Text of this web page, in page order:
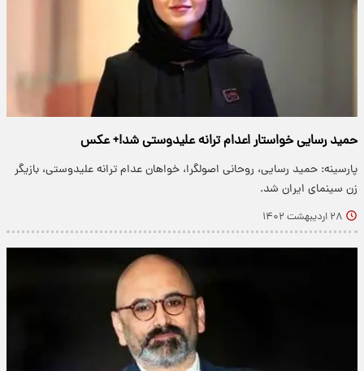
حمید رسایی خواستار اعدام ترانه علیدوستی شد!+ عکس
پارسینه: حمید رسایی، روحانی اصولگرا، خواهان عدام ترانه علیدوستی، بازیگر
زن سینمای ایران شد.
۲۸ اردیبهشت ۱۴۰۲